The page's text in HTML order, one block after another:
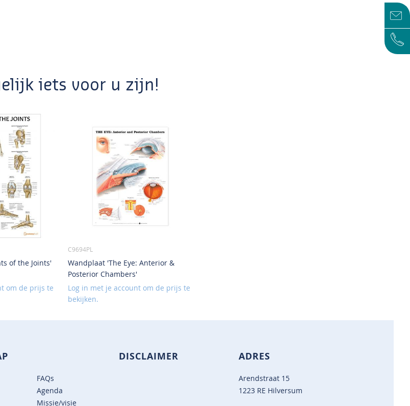
iets voor u zijn!
of the Joints'
om de prijs te
C9694PL
Wandplaat 'The Eye: Anterior &
Posterior Chambers'
Log in met je account om de prijs te
bekijken.
FAQs
Agenda
Missie/visie
DISCLAIMER ADRES
Arendstraat 15
1223 RE Hilversum